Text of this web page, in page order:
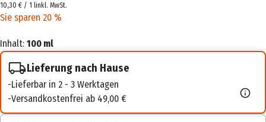
10,30 € / 1 linkl. MwSt.
Sie sparen 20 %
Inhalt: 100 ml
Lieferung nach Hause
Lieferbar in 2 - 3 Werktagen
Versandkostenfrei ab 49,00 €